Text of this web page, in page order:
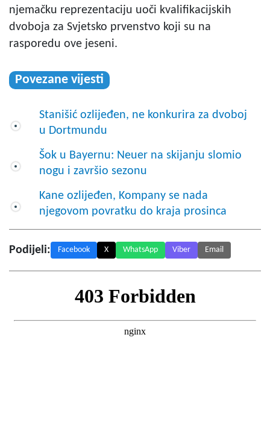
njemačku reprezentaciju uoči kvalifikacijskih
dvoboja za Svjetsko prvenstvo koji su na
rasporedu ove jeseni.
Povezane vijesti
Stanišić ozlijeđen, ne konkurira za dvoboj
u Dortmundu
Šok u Bayernu: Neuer na skijanju slomio
nogu i završio sezonu
Kane ozlijeđen, Kompany se nada
njegovom povratku do kraja prosinca
Podijeli: Facebook X WhatsApp Viber Email